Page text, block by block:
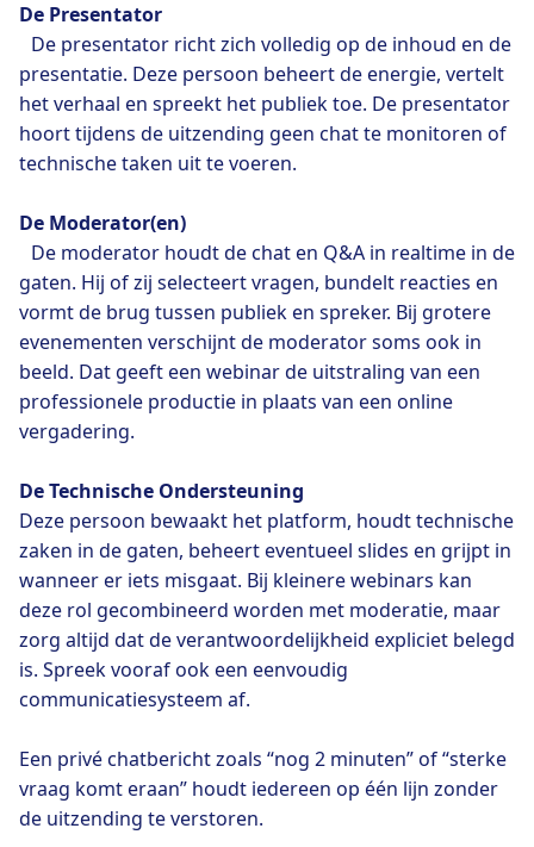
De Presentator
De presentator richt zich volledig op de inhoud en de
presentatie. Deze persoon beheert de energie, vertelt
het verhaal en spreekt het publiek toe. De presentator
hoort tijdens de uitzending geen chat te monitoren of
technische taken uit te voeren.
De Moderator(en)
De moderator houdt de chat en Q&A in realtime in de
gaten. Hij of zij selecteert vragen, bundelt reacties en
vormt de brug tussen publiek en spreker. Bij grotere
evenementen verschijnt de moderator soms ook in
beeld. Dat geeft een webinar de uitstraling van een
professionele productie in plaats van een online
vergadering.
De Technische Ondersteuning
Deze persoon bewaakt het platform, houdt technische
zaken in de gaten, beheert eventueel slides en grijpt in
wanneer er iets misgaat. Bij kleinere webinars kan
deze rol gecombineerd worden met moderatie, maar
zorg altijd dat de verantwoordelijkheid expliciet belegd
is. Spreek vooraf ook een eenvoudig
communicatiesysteem af.
Een privé chatbericht zoals “nog 2 minuten” of “sterke
vraag komt eraan” houdt iedereen op één lijn zonder
de uitzending te verstoren.